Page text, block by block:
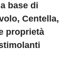
base di
Centella,
proprietà